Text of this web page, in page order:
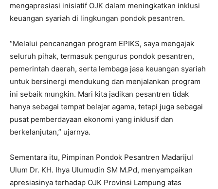
mengapresiasi inisiatif OJK dalam meningkatkan inklusi
keuangan syariah di lingkungan pondok pesantren.
“Melalui pencanangan program EPIKS, saya mengajak
seluruh pihak, termasuk pengurus pondok pesantren,
pemerintah daerah, serta lembaga jasa keuangan syariah
untuk bersinergi mendukung dan menjalankan program
ini sebaik mungkin. Mari kita jadikan pesantren tidak
hanya sebagai tempat belajar agama, tetapi juga sebagai
pusat pemberdayaan ekonomi yang inklusif dan
berkelanjutan,” ujarnya.
Sementara itu, Pimpinan Pondok Pesantren Madarijul
Ulum Dr. KH. Ihya Ulumudin SM M.Pd, menyampaikan
apresiasinya terhadap OJK Provinsi Lampung atas